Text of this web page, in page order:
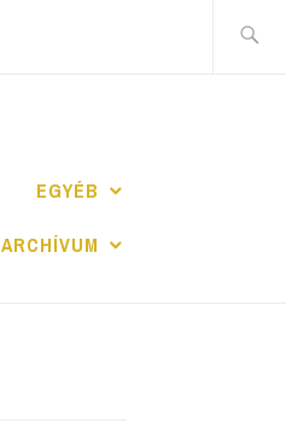
EGYÉB
ARCHÍVUM